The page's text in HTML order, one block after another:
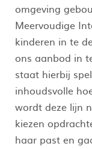
omgeving
Meervoudige
kinderen in te
ons aanbod in
staat hierbij
inhoudsvolle
wordt deze lijn
kiezen
haar past en